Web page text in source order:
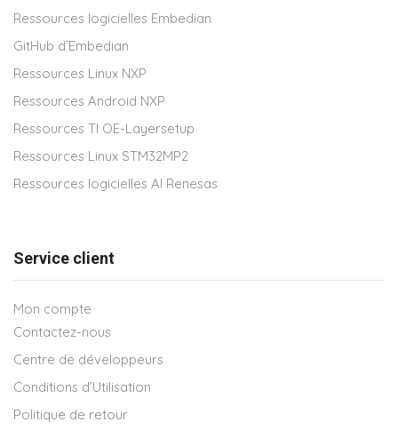
Ressources logicielles Embedian
GitHub d’Embedian
Ressources Linux NXP
Ressources Android NXP
Ressources TI OE-Layersetup
Ressources Linux STM32MP2
Ressources logicielles AI Renesas
Service client
Mon compte
Contactez-nous
Centre de développeurs
Conditions d’Utilisation
Politique de retour